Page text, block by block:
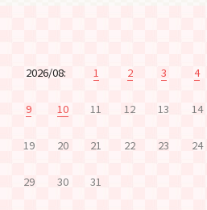
2026/08: 1 2 3 4
9 10 11 12 13 14
19 20 21 22 23 24
29 30 31